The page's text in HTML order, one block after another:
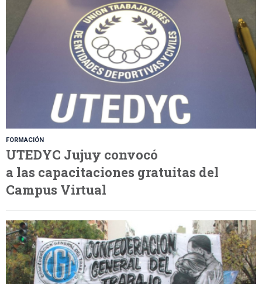
FORMACIÓN
UTEDYC Jujuy convocó
a las capacitaciones gratuitas del
Campus Virtual